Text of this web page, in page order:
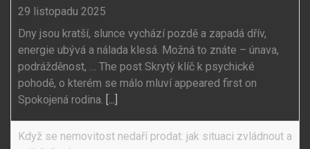
29 listopadu 2025
Dny jsou kratší, slunce vychází pozdě a zapadá dřív,
energie ubývá a nálada klesá. Možná to znáte – únava,
podrážděnost, … The post Skrytý klíč k psychické
pohodě, o kterém se málo mluví appeared first on
Spokojená rodina. [...]
Když se nemovitost nedaří prodat: jak situaci zvládnout a